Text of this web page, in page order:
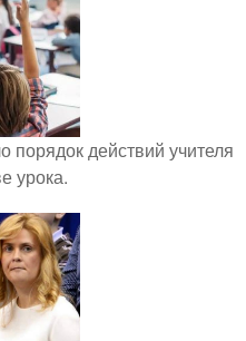
действий учителя
урока.